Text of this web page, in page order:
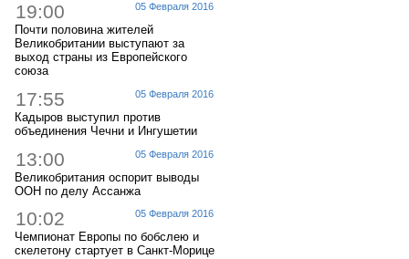
05 Февраля 2016
19:00
Почти половина жителей
Великобритании выступают за
выход страны из Европейского
союза
05 Февраля 2016
17:55
Кадыров выступил против
объединения Чечни и Ингушетии
05 Февраля 2016
13:00
Великобритания оспорит выводы
ООН по делу Ассанжа
05 Февраля 2016
10:02
Чемпионат Европы по бобслею и
скелетону стартует в Санкт-Морице